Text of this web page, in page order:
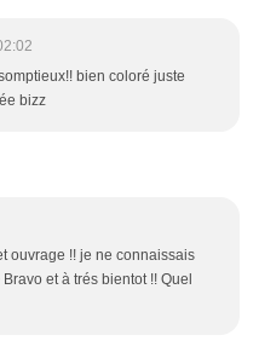
bien coloré juste
bizz
ouvrage !! je ne connaissais
et à trés bientot !! Quel